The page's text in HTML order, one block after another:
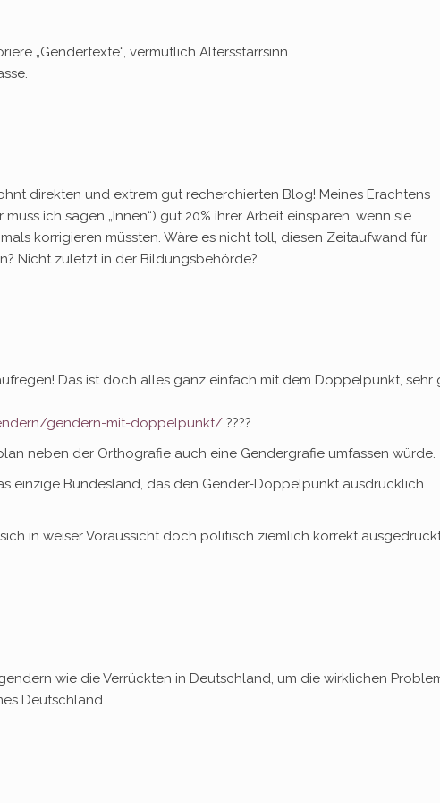
„Gendertexte“, vermutlich Altersstarrsinn.
direkten und extrem gut recherchierten Blog! Meines Erachtens
ich sagen „Innen“) gut 20% ihrer Arbeit einsparen, wenn sie
korrigieren müssten. Wäre es nicht toll, diesen Zeitaufwand für
Nicht zuletzt in der Bildungsbehörde?
Das ist doch alles ganz einfach mit dem Doppelpunkt, sehr
gendern-mit-doppelpunkt/ ????
neben der Orthografie auch eine Gendergrafie umfassen würde.
einzige Bundesland, das den Gender-Doppelpunkt ausdrücklich
in weiser Voraussicht doch politisch ziemlich korrekt
wie die Verrückten in Deutschland, um die wirklichen
Deutschland.